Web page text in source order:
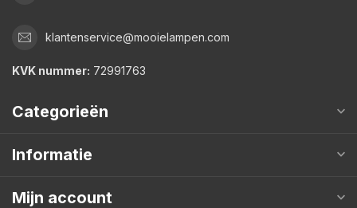
klantenservice@mooielampen.com
KVK nummer: 72991763
Categorieën
Informatie
Mijn account